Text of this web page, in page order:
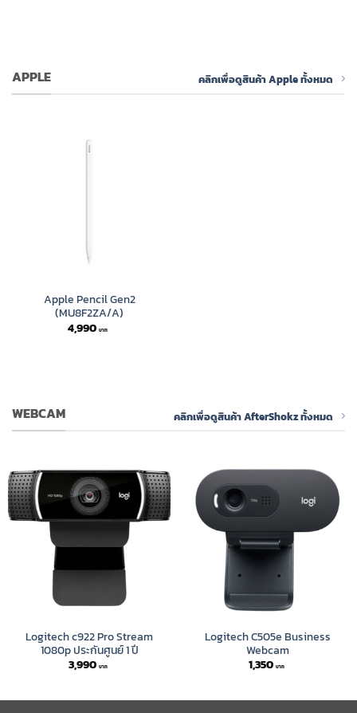
APPLE คลิกเพื่อดูสินค้า Apple ทั้งหมด
Apple Pencil Gen2
(MU8F2ZA/A)
4,990
WEBCAM คลิกเพื่อดูสินค้า AfterShokz ทั้งหมด
Logitech c922 Pro Stream
1080p ประกันศูนย์ 1 ปี
3,990
Logitech C505e Business
Webcam
1,350